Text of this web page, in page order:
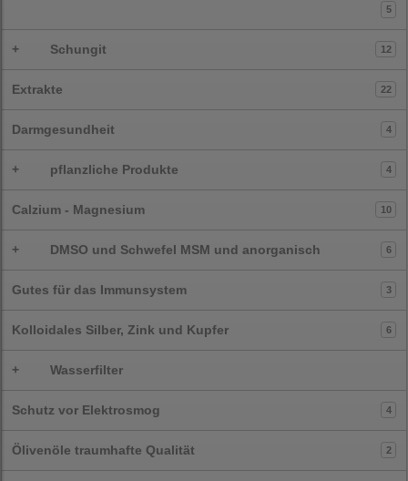
5
+ Schungit 12
Extrakte 22
Darmgesundheit 4
+ pflanzliche Produkte 4
Calzium - Magnesium 10
+ DMSO und Schwefel MSM und anorganisch 6
Gutes für das Immunsystem 3
Kolloidales Silber, Zink und Kupfer 6
+ Wasserfilter
Schutz vor Elektrosmog 4
Ölivenöle traumhafte Qualität 2